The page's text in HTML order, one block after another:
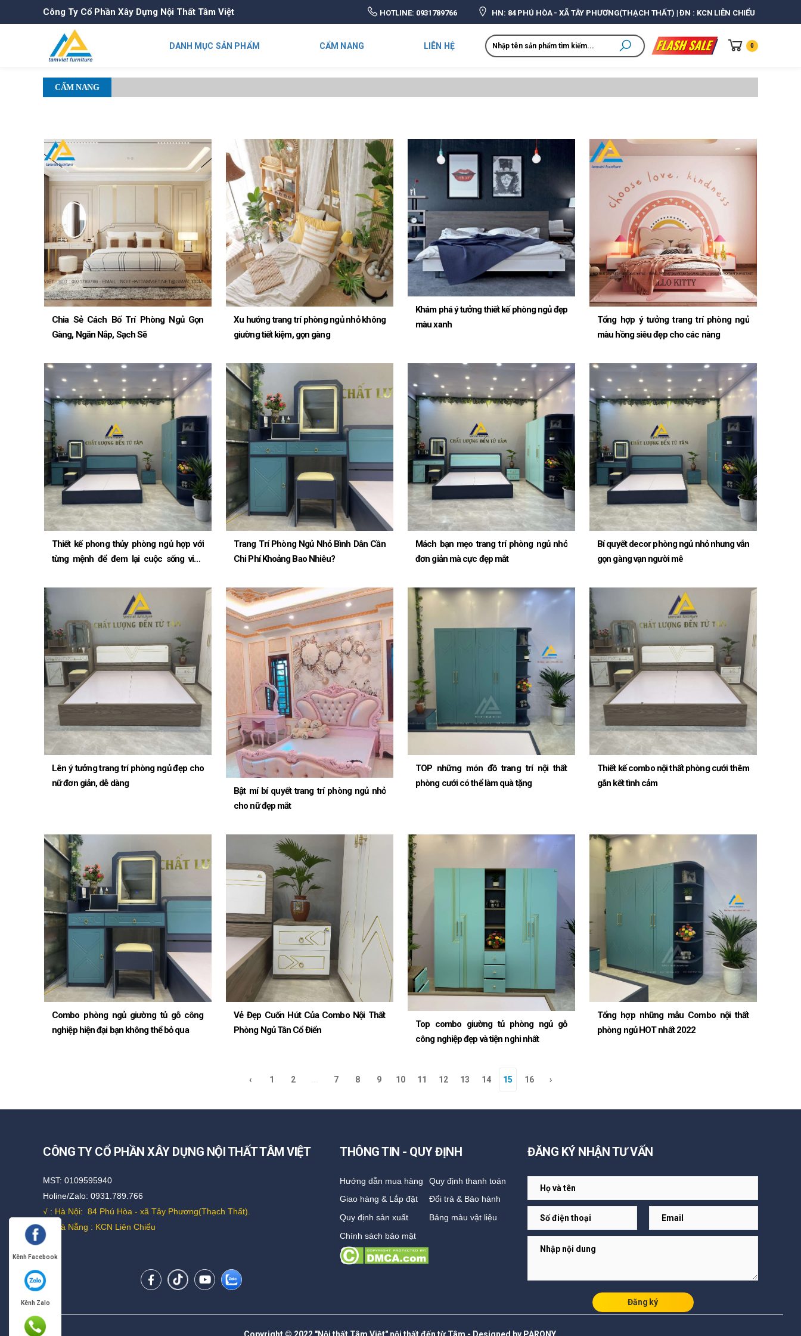
Công Ty Cổ Phần Xây Dựng Nội Thất Tâm Việt HOTLINE: 0931789766 HN: 84 PHÚ HÒA - XÃ TÂY PHƯƠNG(THẠCH THẤT) | ĐN : KCN LIÊN CHIỂU
DANH MỤC SẢN PHẨM CẨM NANG LIÊN HỆ
Search
0
CẨM NANG
Chia Sẻ Cách Bố Trí Phòng Ngủ Gọn
Gàng, Ngăn Nắp, Sạch Sẽ
Xu hướng trang trí phòng ngủ nhỏ không
giường tiết kiệm, gọn gàng
Khám phá ý tưởng thiết kế phòng ngủ đẹp
màu xanh
Tổng hợp ý tưởng trang trí phòng ngủ
màu hồng siêu đẹp cho các nàng
Thiết kế phong thủy phòng ngủ hợp với
từng mệnh để đem lại cuộc sống viên
Trang Trí Phòng Ngủ Nhỏ Bình Dân Cần
Chi Phí Khoảng Bao Nhiêu?
Mách bạn mẹo trang trí phòng ngủ nhỏ
đơn giản mà cực đẹp mắt
Bí quyết decor phòng ngủ nhỏ nhưng vẫn
gọn gàng vạn người mê
Lên ý tưởng trang trí phòng ngủ đẹp cho
nữ đơn giản, dễ dàng
Bật mí bí quyết trang trí phòng ngủ nhỏ
cho nữ đẹp mắt
TOP những món đồ trang trí nội thất
phòng cưới có thể làm quà tặng
Thiết kế combo nội thất phòng cưới thêm
gắn kết tình cảm
Combo phòng ngủ giường tủ gỗ công
nghiệp hiện đại bạn không thể bỏ qua
Vẻ Đẹp Cuốn Hút Của Combo Nội Thất
Phòng Ngủ Tân Cổ Điển
Top combo giường tủ phòng ngủ gỗ
công nghiệp đẹp và tiện nghi nhất
Tổng hợp những mẫu Combo nội thất
phòng ngủ HOT nhất 2022
‹ 1 2 7 8 9 10 11 12 13 14 15 16 ›
CÔNG TY CỔ PHẦN XÂY DỰNG NỘI THẤT TÂM VIỆT
MST: 0109595940
Holine/Zalo: 0931.789.766
√ : Hà Nội: 84 Phú Hòa - xã Tây Phương(Thạch Thất).
√ : Đà Nẵng : KCN Liên Chiểu
THÔNG TIN - QUY ĐỊNH
Hướng dẫn mua hàng
Quy định thanh toán
Giao hàng & Lắp đặt
Đổi trả & Bảo hành
Quy định sản xuất
Bảng màu vật liệu
Chính sách bảo mật
ĐĂNG KÝ NHẬN TƯ VẤN
Đăng ký
Kênh Facebook
Kênh Zalo